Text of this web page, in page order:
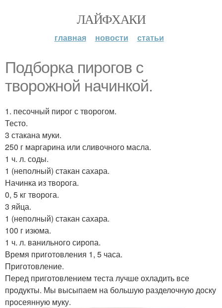
ЛАЙФХАКИ
главная новости статьи
Подборка пирогов с
творожной начинкой.
1. песочный пирог с творогом.
Тесто.
3 стакана муки.
250 г маргарина или сливочного масла.
1 ч. л. соды.
1 (неполный) стакан сахара.
Начинка из творога.
0, 5 кг творога.
3 яйца.
1 (неполный) стакан сахара.
100 г изюма.
1 ч. л. ванильного сиропа.
Время приготовления 1, 5 часа.
Приготовление.
Перед приготовлением теста лучше охладить все
продукты. Мы высыпаем на большую разделочную доску
просеянную муку.